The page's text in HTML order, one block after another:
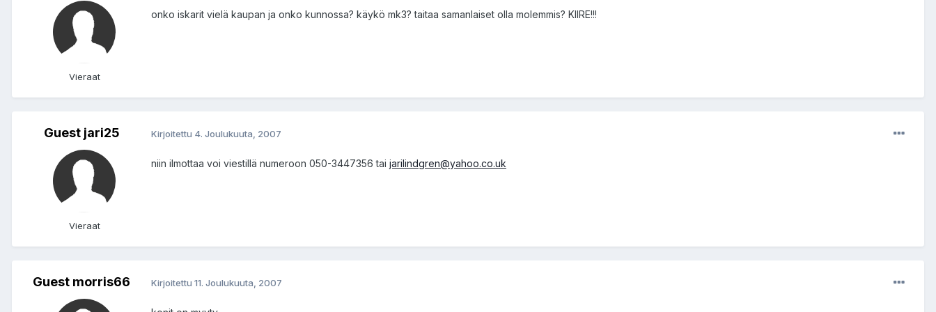
Vieraat
onko iskarit vielä kaupan ja onko kunnossa? käykö mk3? taitaa samanlaiset olla molemmis? KIIRE!!!
Guest jari25
Vieraat
Kirjoitettu 4. Joulukuuta, 2007
niin ilmottaa voi viestillä numeroon 050-3447356 tai jarilindgren@yahoo.co.uk
Guest morris66 Kirjoitettu 11. Joulukuuta, 2007